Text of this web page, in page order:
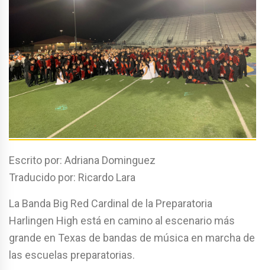
Escrito por: Adriana Dominguez
Traducido por: Ricardo Lara
La Banda Big Red Cardinal de la Preparatoria
Harlingen High está en camino al escenario más
grande en Texas de bandas de música en marcha de
las escuelas preparatorias.